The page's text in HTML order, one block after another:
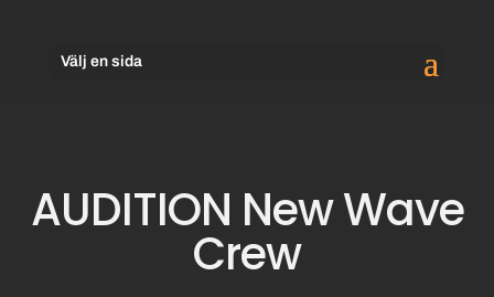
Välj en sida
AUDITION New Wave
Crew